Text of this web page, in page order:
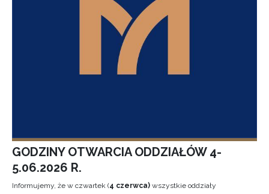
GODZINY OTWARCIA ODDZIAŁÓW 4-
5.06.2026 R.
Informujemy, że w czwartek (4 czerwca) wszystkie oddziały